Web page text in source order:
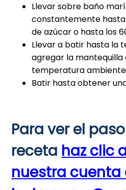
Llevar sobre baño
constantemente
de azúcar o hasta los
Llevar a batir hasta la
agregar la
temperatura
Batir hasta obtener
Para ver el
receta haz clic
nuestra cuenta